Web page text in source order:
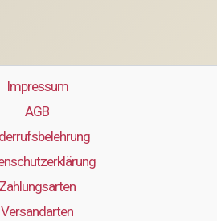
Impressum
AGB
Zahlungsarten
Versandarten